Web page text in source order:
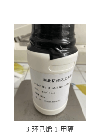
3-环己烯-1-甲醇